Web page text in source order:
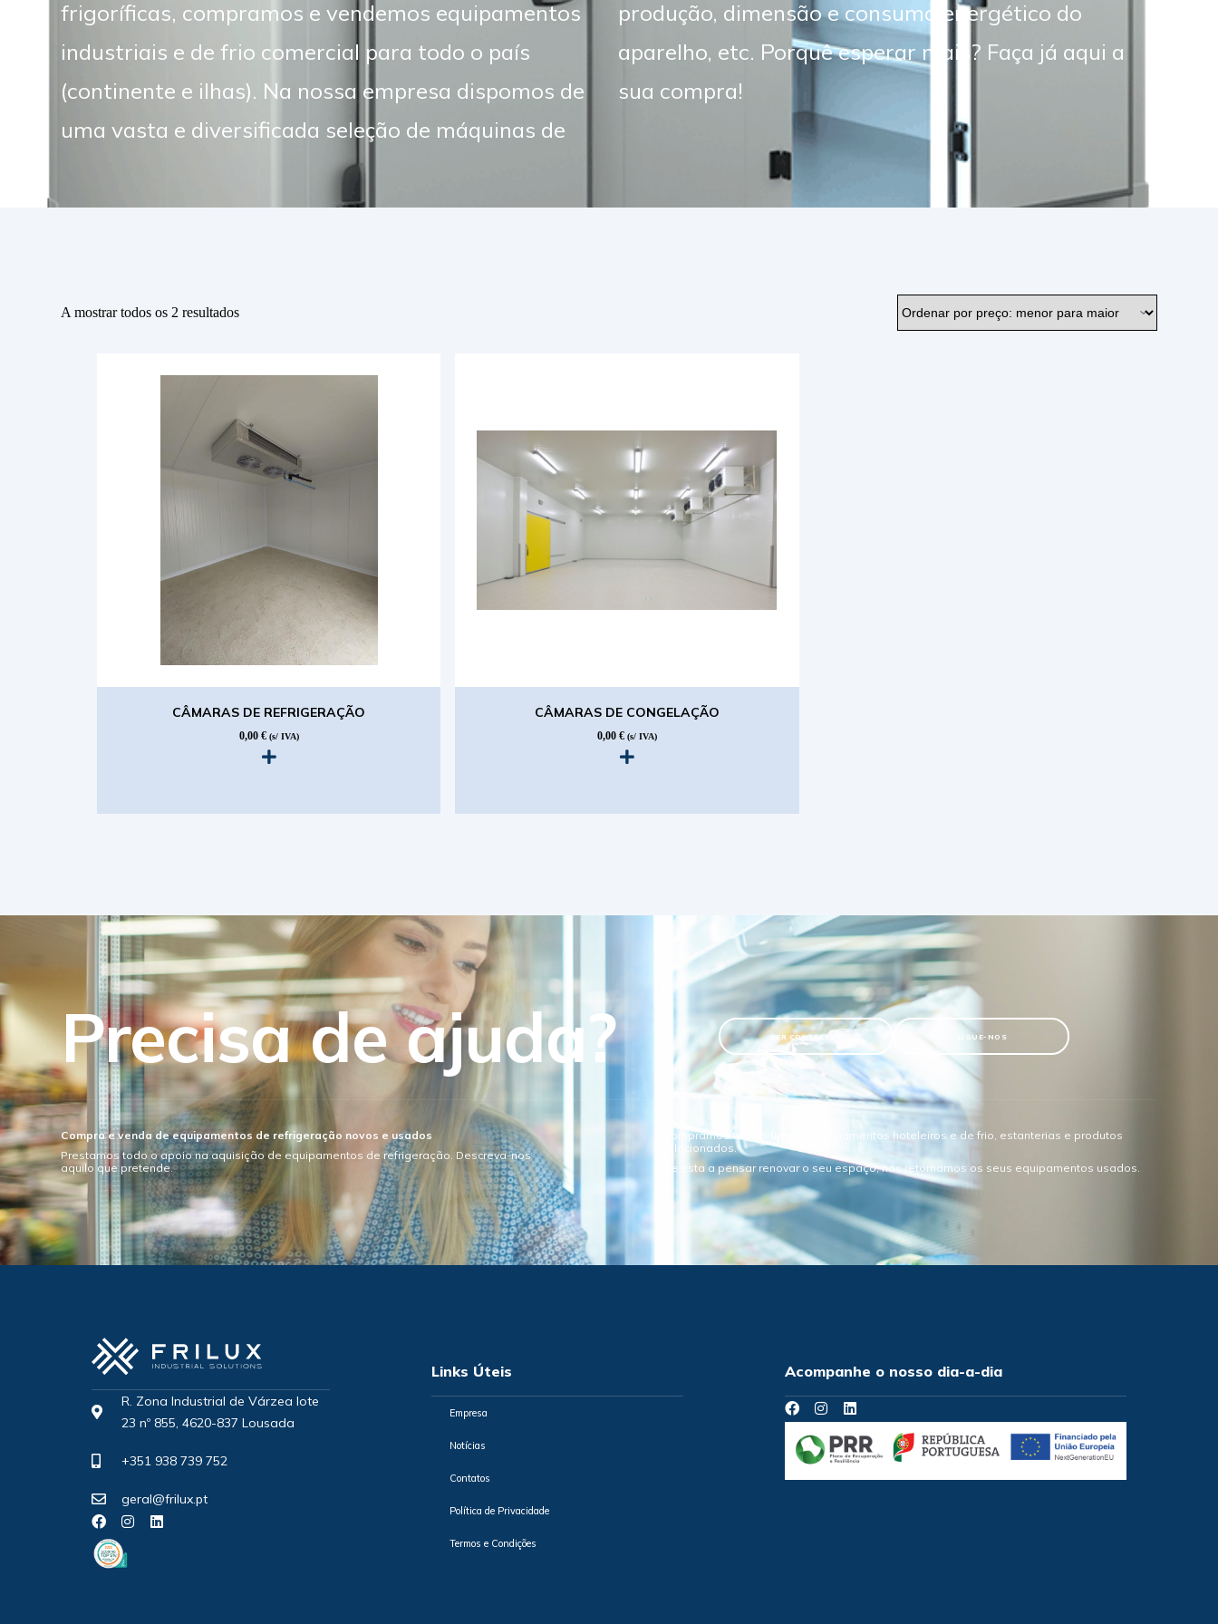
frigoríficas, compramos e vendemos equipamentos
industriais e de frio comercial para todo o país
(continente e ilhas). Na nossa empresa dispomos de
uma vasta e diversificada seleção de máquinas de
produção, dimensão e consumo energético do
aparelho, etc. Porquê esperar mais? Faça já aqui a
sua compra!
A mostrar todos os 2 resultados
CÂMARAS DE REFRIGERAÇÃO
0,00 € (s/ IVA)
CÂMARAS DE CONGELAÇÃO
0,00 € (s/ IVA)
Precisa de ajuda? VER CONTACTOS LIGUE-NOS
Compra e venda de equipamentos de refrigeração novos e usados
Prestamos todo o apoio na aquisição de equipamentos de refrigeração. Descreva-nos
aquilo que pretende.
Compramos todo o tipo de equipamentos hoteleiros e de frio, estanterias e produtos
relacionados.
Se esta a pensar renovar o seu espaço, nós retomamos os seus equipamentos usados.
R. Zona Industrial de Várzea lote
23 nº 855, 4620-837 Lousada
+351 938 739 752
geral@frilux.pt
Links Úteis
Empresa
Notícias
Contatos
Política de Privacidade
Termos e Condições
Acompanhe o nosso dia-a-dia